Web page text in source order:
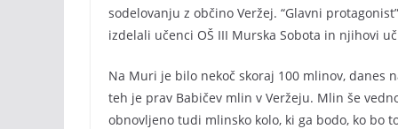
sodelovanju z občino Veržej. “Glavni
izdelali učenci OŠ III Murska Sobota in njihovi
Na Muri je bilo nekoč skoraj 100 mlinov, danes
teh je prav Babičev mlin v Veržeju. Mlin še
obnovljeno tudi mlinsko kolo, ki ga bodo, ko bo